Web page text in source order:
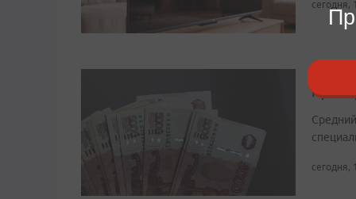
сегодня,
Рост
сегодня,